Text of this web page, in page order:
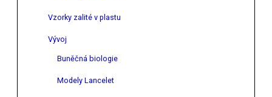
Vzorky zalité v plastu
Vývoj
Buněčná biologie
Modely Lancelet